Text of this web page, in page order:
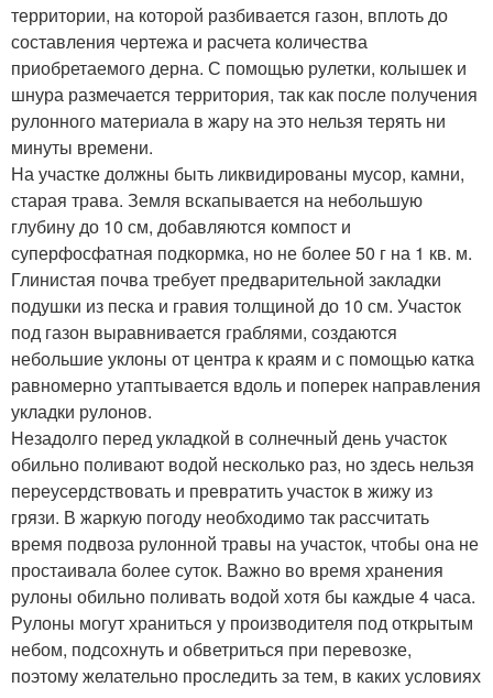
территории, на которой разбивается газон, вплоть до
составления чертежа и расчета количества
приобретаемого дерна. С помощью рулетки, колышек и
шнура размечается территория, так как после получения
рулонного материала в жару на это нельзя терять ни
минуты времени.
На участке должны быть ликвидированы мусор, камни,
старая трава. Земля вскапывается на небольшую
глубину до 10 см, добавляются компост и
суперфосфатная подкормка, но не более 50 г на 1 кв. м.
Глинистая почва требует предварительной закладки
подушки из песка и гравия толщиной до 10 см. Участок
под газон выравнивается граблями, создаются
небольшие уклоны от центра к краям и с помощью катка
равномерно утаптывается вдоль и поперек направления
укладки рулонов.
Незадолго перед укладкой в солнечный день участок
обильно поливают водой несколько раз, но здесь нельзя
переусердствовать и превратить участок в жижу из
грязи. В жаркую погоду необходимо так рассчитать
время подвоза рулонной травы на участок, чтобы она не
простаивала более суток. Важно во время хранения
рулоны обильно поливать водой хотя бы каждые 4 часа.
Рулоны могут храниться у производителя под открытым
небом, подсохнуть и обветриться при перевозке,
поэтому желательно проследить за тем, в каких условиях